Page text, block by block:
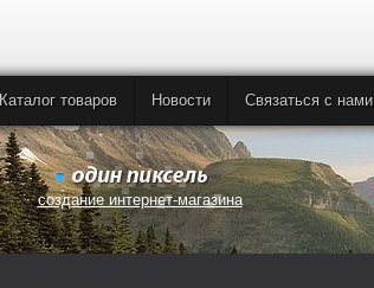
Каталог товаров Новости Связаться с нами
создание интернет-магазина